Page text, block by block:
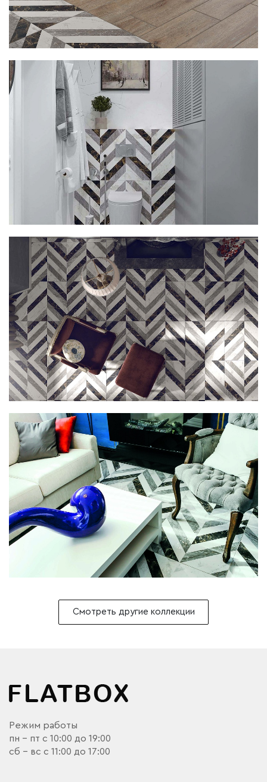
Смотреть другие коллекции
Режим работы
пн - пт с 10:00 до 19:00
сб - вс с 11:00 до 17:00